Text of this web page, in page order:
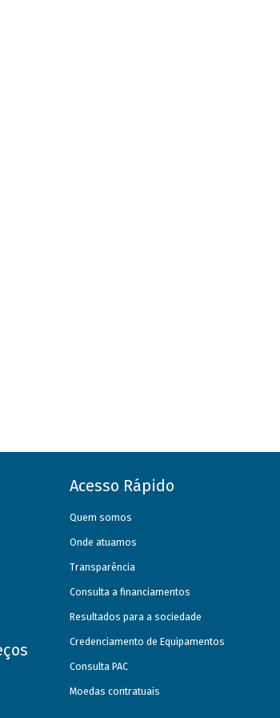
Acesso Rápido
Quem somos
Onde atuamos
Transparência
Consulta a financiamentos
Resultados para a sociedade
Credenciamento de Equipamentos
Consulta PAC
Moedas contratuais